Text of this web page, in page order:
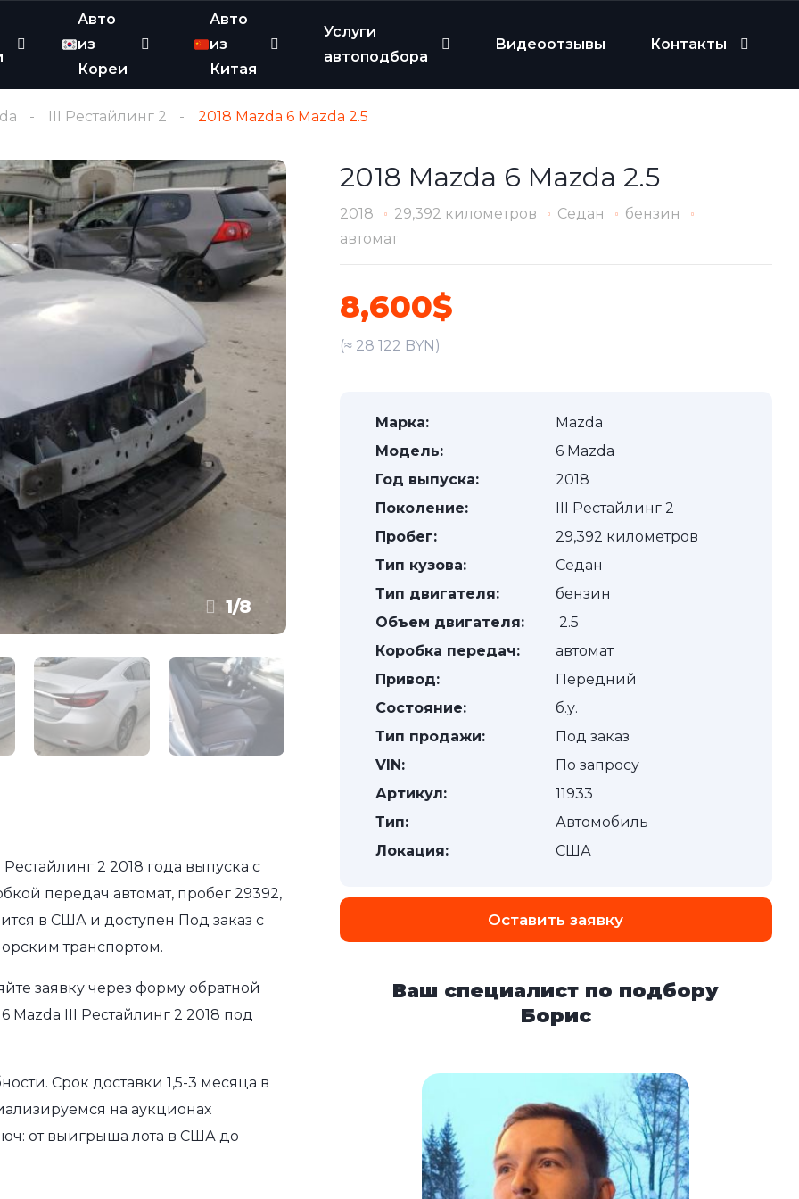
Авто
из
Кореи
Авто
из
Китая
Услуги
автоподбора
Видеоотзывы Контакты
III Рестайлинг 2 2018 Mazda 6 Mazda 2.5
1/8
2 2018 года выпуска с
передач автомат, пробег 29392,
в США и доступен Под заказ с
транспортом.
заявку через форму обратной
Mazda III Рестайлинг 2 2018 под
Срок доставки 1,5-3 месяца в
на аукционах
от выигрыша лота в США до
2018 Mazda 6 Mazda 2.5
2018 29,392 километров Седан
бензин
автомат
8,600$
(≈ 28 122 BYN)
Марка:
Mazda
Модель:
6 Mazda
Год выпуска:
2018
Поколение:
III Рестайлинг 2
Пробег:
29,392 километров
Тип кузова:
Седан
Тип двигателя:
бензин
Объем двигателя:
2.5
Коробка передач:
автомат
Привод:
Передний
Состояние:
б.у.
Тип продажи:
Под заказ
VIN:
По запросу
Артикул:
11933
Тип:
Автомобиль
Локация:
США
Оставить заявку
Ваш специалист по подбору
Борис